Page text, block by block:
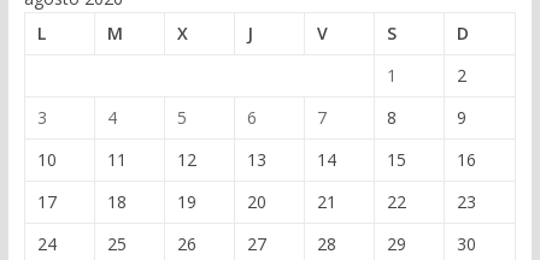
L
M X J V S
D
1
2
3
4 5 6 7 8
9
10
11 12 13 14 15
16
17
18 19 20 21 22
23
24
25 26 27 28 29
30